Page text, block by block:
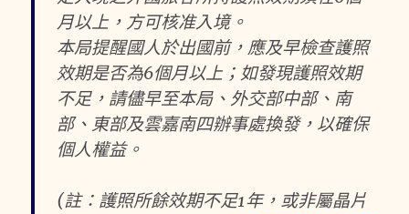
月以上，方可核准入境。
本局提醒國人於出國前，應及早檢查護照
效期是否為6個月以上；如發現護照效期
不足，請儘早至本局、外交部中部、南
部、東部及雲嘉南四辦事處換發，以確保
個人權益。
(註：護照所餘效期不足1年，或非屬晶片